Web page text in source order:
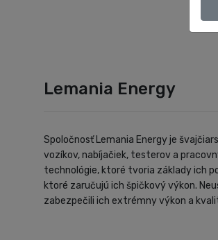
Lemania Energy
Spoločnosť Lemania Energy je
vozíkov, nabíjačiek, testerov a
technológie, ktoré tvoria základy ich
ktoré zaručujú ich špičkový výkon.
zabezpečili ich extrémny výkon a